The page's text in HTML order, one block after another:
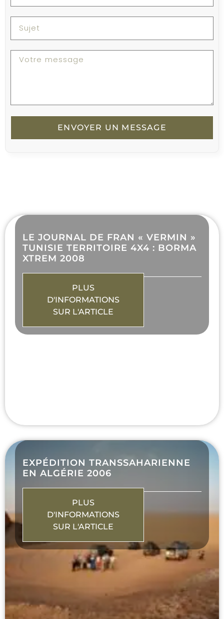
ENVOYER UN MESSAGE
LE JOURNAL DE FRAN « VERMIN »
TUNISIE TERRITOIRE 4X4 : BORMA
XTREM 2008
PLUS
D'INFORMATIONS
SUR L'ARTICLE
EXPÉDITION TRANSSAHARIENNE
EN ALGÉRIE 2006
PLUS
D'INFORMATIONS
SUR L'ARTICLE